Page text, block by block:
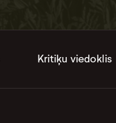
Kritiķu viedoklis